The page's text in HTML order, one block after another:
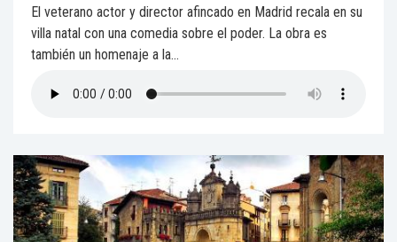
El veterano actor y director afincado en Madrid recala en su
villa natal con una comedia sobre el poder. La obra es
también un homenaje a la...